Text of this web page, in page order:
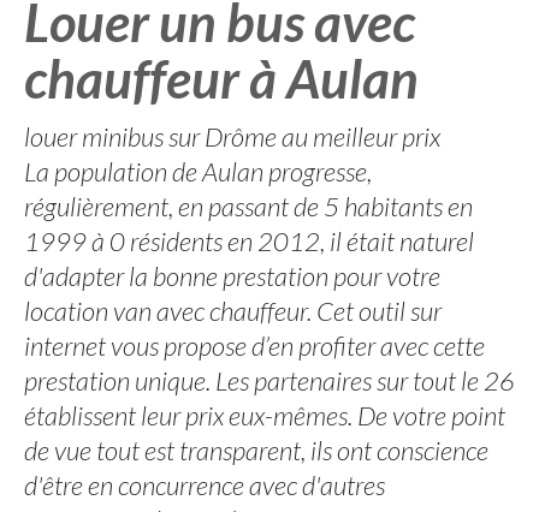
Louer un bus avec
chauffeur à Aulan
louer minibus sur Drôme au meilleur prix
La population de Aulan progresse,
régulièrement, en passant de 5 habitants en
1999 à 0 résidents en 2012, il était naturel
d'adapter la bonne prestation pour votre
location van avec chauffeur. Cet outil sur
internet vous propose d’en profiter avec cette
prestation unique. Les partenaires sur tout le 26
établissent leur prix eux-mêmes. De votre point
de vue tout est transparent, ils ont conscience
d'être en concurrence avec d'autres